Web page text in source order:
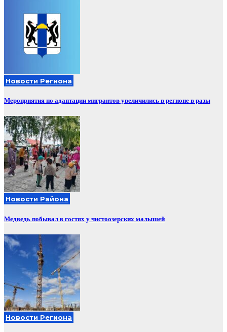
Новости Региона
Мероприятия по адаптации мигрантов увеличились в регионе в разы
Новости Района
Медведь побывал в гостях у чистоозерских малышей
Новости Региона